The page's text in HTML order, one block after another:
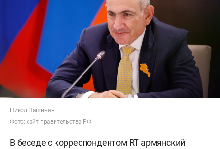
Никол Пашинян
Фото: сайт правительства РФ
В беседе с корреспондентом RT армянский